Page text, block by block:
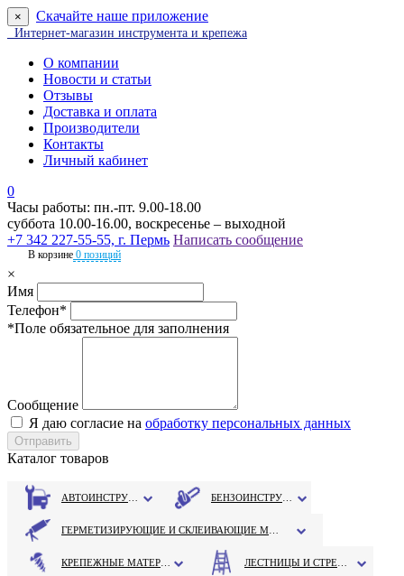
× Скачайте наше приложение
Интернет-магазин инструмента и крепежа
О компании
Новости и статьи
Отзывы
Доставка и оплата
Производители
Контакты
Личный кабинет
0
Часы работы: пн.-пт. 9.00-18.00
суббота 10.00-16.00, воскресенье – выходной
+7 342 227-55-55, г. Пермь Написать сообщение
В корзине 0 позиций
×
Имя
Телефон*
*Поле обязательное для заполнения
Сообщение
Я даю согласие на обработку персональных данных
Каталог товаров